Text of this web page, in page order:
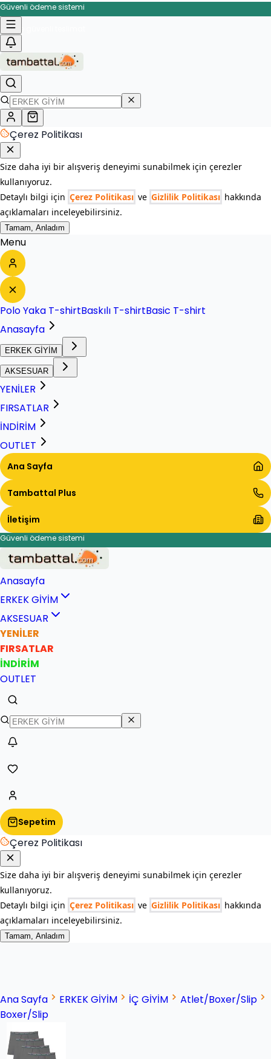
Güvenli ödeme sistemi
İade ve değişim garantisi
Hızlı ve güvenli teslimat
Çerez Politikası
Size daha iyi bir alışveriş deneyimi sunabilmek için çerezler
kullanıyoruz.
Detaylı bilgi için Çerez Politikası ve Gizlilik Politikası hakkında
açıklamaları inceleyebilirsiniz.
Tamam, Anladım
Menu
Polo Yaka T-shirtBaskılı T-shirtBasic T-shirt
Anasayfa
ERKEK GİYİM
AKSESUAR
YENİLER
FIRSATLAR
İNDİRİM
OUTLET
Ana Sayfa
Tambattal Plus
İletişim
Güvenli ödeme sistemi
İade ve değişim garantisi
Hızlı ve güvenli teslimat
Anasayfa
ERKEK GİYİM
AKSESUAR
YENİLER
FIRSATLAR
İNDİRİM
OUTLET
Sepetim
Çerez Politikası
Size daha iyi bir alışveriş deneyimi sunabilmek için çerezler
kullanıyoruz.
Detaylı bilgi için Çerez Politikası ve Gizlilik Politikası hakkında
açıklamaları inceleyebilirsiniz.
Tamam, Anladım
Ana Sayfa ERKEK GİYİM İÇ GİYİM
Atlet/Boxer/Slip
Boxer/Slip